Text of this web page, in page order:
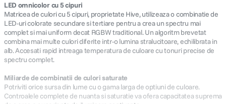
LED omnicolor cu 5 cipuri
Matricea de culori cu 5 cipuri, proprietate Hive, utilizeaza o combinatie de
LED-uri colorate secundare si tertiare pentru a crea un spectru mai
complet si mai uniform decat RGBW traditional. Un algoritm brevetat
combina mai multe culori diferite intr-o lumina stralucitoare, echilibrata in
alb. Accesati rapid intreaga temperatura de culoare cu tonuri precise de
spectru complet.
Miliarde de combinatii de culori saturate
Potriviti orice sursa din lume cu o gama larga de optiuni de culoare.
Controalele complete de nuanta si saturatie va ofera capacitatea suprema